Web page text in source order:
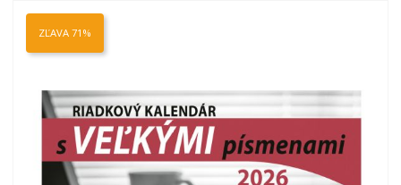
koniec
ZĽAVA 71%